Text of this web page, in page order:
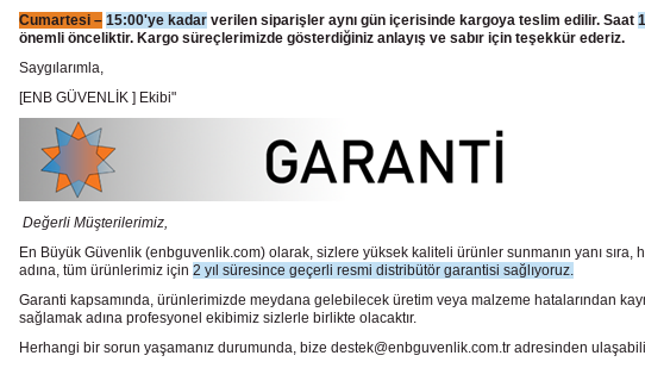
Cumartesi – 15:00'ye kadar verilen siparişler aynı gün içerisinde kargoya teslim edilir. Saat
önemli önceliktir. Kargo süreçlerimizde gösterdiğiniz anlayış ve sabır için teşekkür ederiz.
Saygılarımla,
[ENB GÜVENLİK ] Ekibi"
Değerli Müşterilerimiz,
En Büyük Güvenlik (enbguvenlik.com) olarak, sizlere yüksek kaliteli ürünler sunmanın yanı sıra,
adına, tüm ürünlerimiz için 2 yıl süresince geçerli resmi distribütör garantisi sağlıyoruz.
Garanti kapsamında, ürünlerimizde meydana gelebilecek üretim veya malzeme hatalarından
sağlamak adına profesyonel ekibimiz sizlerle birlikte olacaktır.
Herhangi bir sorun yaşamanız durumunda, bize destek@enbguvenlik.com.tr adresinden